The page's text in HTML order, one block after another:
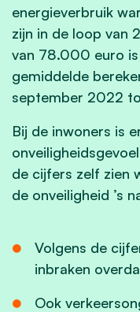
energieverbruik
zijn in de loop van
van 78.000 euro
gemiddelde
september 2022
Bij de inwoners is
de cijfers zelf zien
de onveiligheid ’s
Volgens de
inbraken
Ook